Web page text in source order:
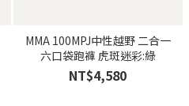
MMA 100MPJ中性越野 二合一
六口袋跑褲 虎斑迷彩:綠
NT$4,580